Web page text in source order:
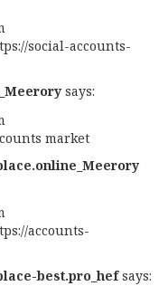
social-accounts-
says:
market
accounts-
best.pro_hef says: